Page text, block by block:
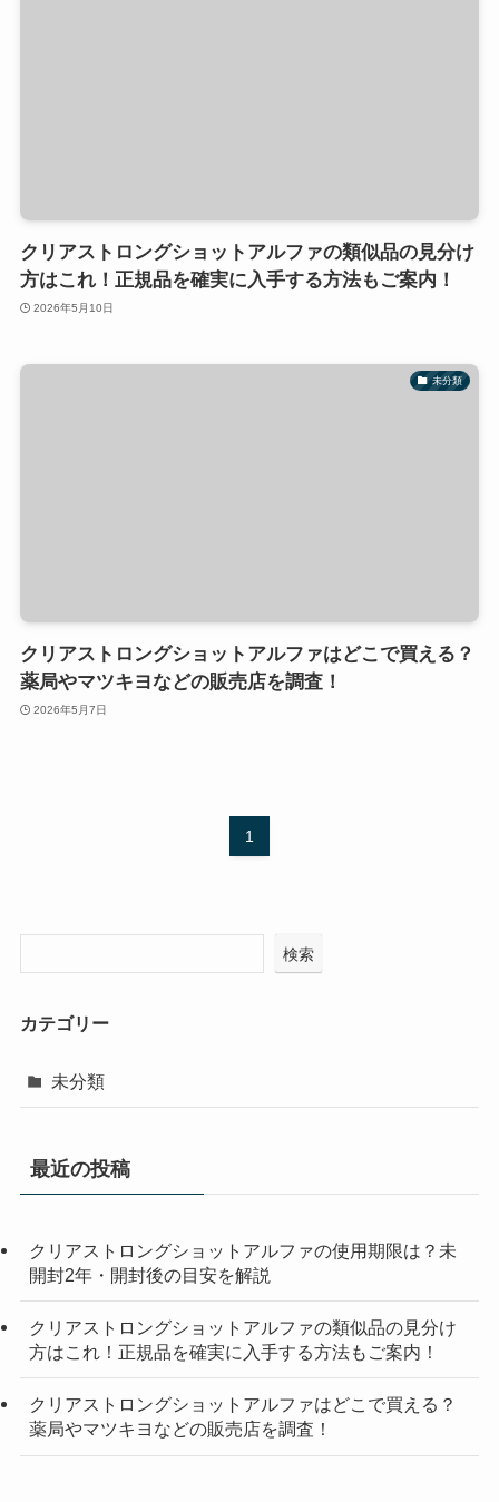
クリアストロングショットアルファの類似品の見分け
方はこれ！正規品を確実に入手する方法もご案内！
2026年5月10日
未分類
クリアストロングショットアルファはどこで買える？
薬局やマツキヨなどの販売店を調査！
2026年5月7日
1
検索
カテゴリー
未分類
最近の投稿
クリアストロングショットアルファの使用期限は？未
開封2年・開封後の目安を解説
クリアストロングショットアルファの類似品の見分け
方はこれ！正規品を確実に入手する方法もご案内！
クリアストロングショットアルファはどこで買える？
薬局やマツキヨなどの販売店を調査！